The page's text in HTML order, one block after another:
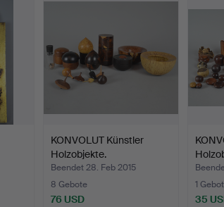
KONVOLUT Künstler
Holzobjekte.
Beendet 28. Feb 2015
8 Gebote
76 USD
1 Gebot
35